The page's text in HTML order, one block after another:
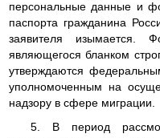
персональные данные и
паспорта гражданина
заявителя изымается.
являющегося бланком
утверждаются
уполномоченным на
надзору в сфере миграции.
5. В период